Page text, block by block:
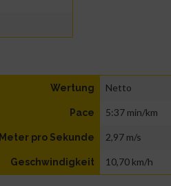
Wertung Netto
Pace 5:37 min/km
Meter pro Sekunde 2,97 m/s
Geschwindigkeit 10,70 km/h